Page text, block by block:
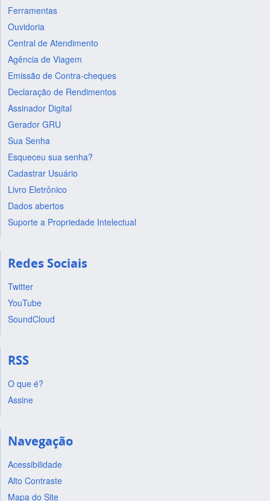
Ferramentas
Ouvidoria
Central de Atendimento
Agência de Viagem
Emissão de Contra-cheques
Declaração de Rendimentos
Assinador Digital
Gerador GRU
Sua Senha
Esqueceu sua senha?
Cadastrar Usuário
Livro Eletrônico
Dados abertos
Suporte a Propriedade Intelectual
Redes Sociais
Twitter
YouTube
SoundCloud
RSS
O que é?
Assine
Navegação
Acessibilidade
Alto Contraste
Mapa do Site